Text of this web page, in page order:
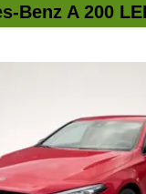
Benz A 200